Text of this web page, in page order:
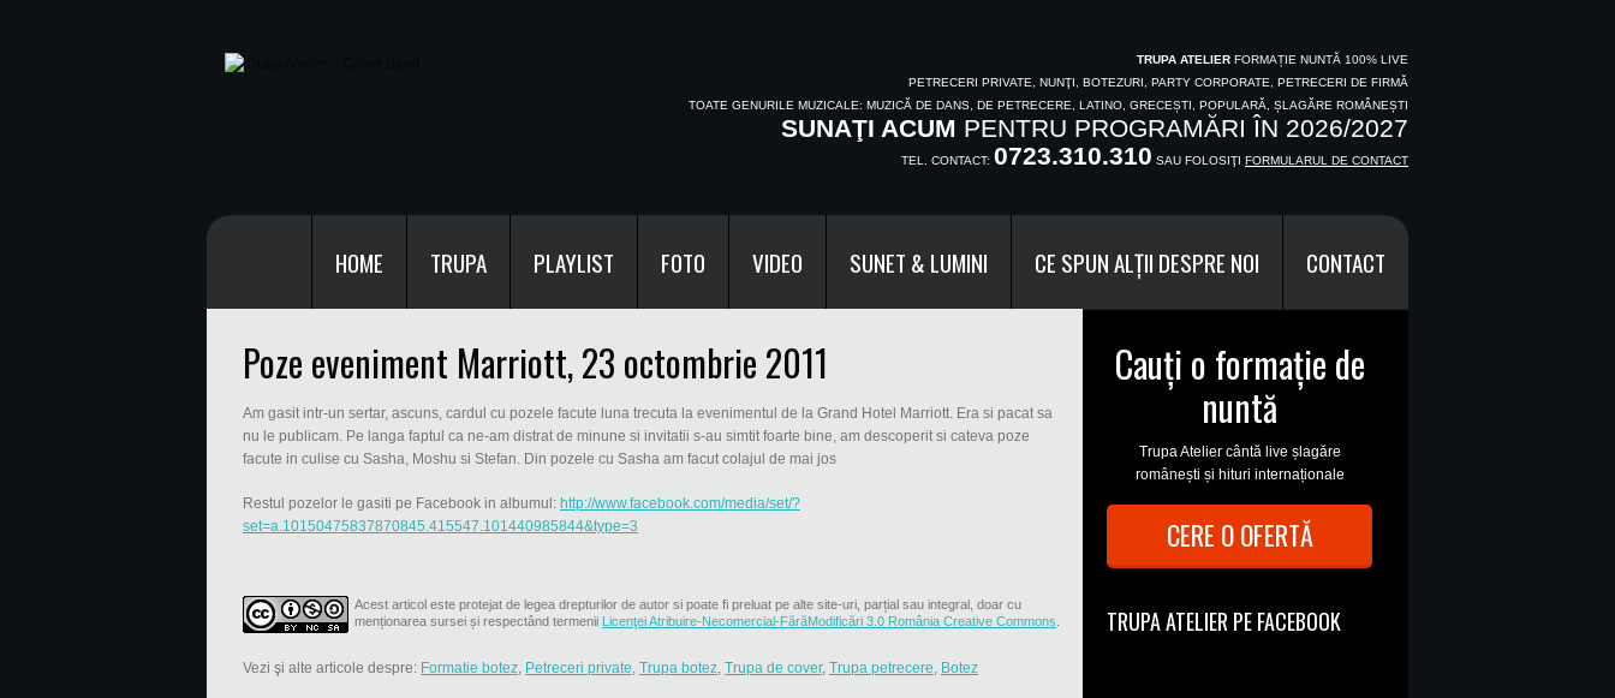
TRUPA ATELIER FORMAȚIE NUNTĂ 100% LIVE
PETRECERI PRIVATE, NUNŢI, BOTEZURI, PARTY CORPORATE, PETRECERI DE FIRMĂ
TOATE GENURILE MUZICALE: MUZICĂ DE DANS, DE PETRECERE, LATINO, GRECEȘTI, POPULARĂ, ȘLAGĂRE ROMÂNEȘTI
SUNAŢI ACUM PENTRU PROGRAMĂRI ÎN 2026/2027
TEL. CONTACT: 0723.310.310 SAU FOLOSIŢI FORMULARUL DE CONTACT
HOME TRUPA PLAYLIST FOTO VIDEO SUNET & LUMINI CE SPUN ALȚII DESPRE NOI CONTACT
Poze eveniment Marriott, 23 octombrie 2011
Am gasit intr-un sertar, ascuns, cardul cu pozele facute luna trecuta la evenimentul de la Grand Hotel Marriott. Era si pacat sa
nu le publicam. Pe langa faptul ca ne-am distrat de minune si invitatii s-au simtit foarte bine, am descoperit si cateva poze
facute in culise cu Sasha, Moshu si Stefan. Din pozele cu Sasha am facut colajul de mai jos
Restul pozelor le gasiti pe Facebook in albumul: http://www.facebook.com/media/set/?
set=a.10150475837870845.415547.101440985844&type=3
Acest articol este protejat de legea drepturilor de autor si poate fi preluat pe alte site-uri, parțial sau integral, doar cu
menționarea sursei și respectând termenii Licenţei Atribuire-Necomercial-FărăModificări 3.0 România Creative Commons
Vezi şi alte articole despre: Formatie botez, Petreceri private, Trupa botez, Trupa de cover, Trupa petrecere, Botez
Cauți o formație de
nuntă
Trupa Atelier cântă live șlagăre
românești și hituri internaționale
CERE O OFERTĂ
TRUPA ATELIER PE FACEBOOK